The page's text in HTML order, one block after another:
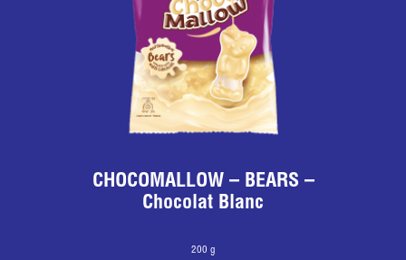
CHOCOMALLOW – BEARS –
Chocolat Blanc
200 g